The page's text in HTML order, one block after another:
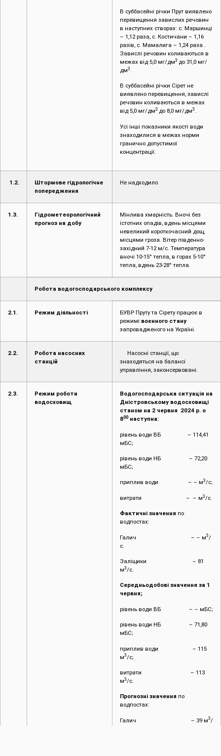
В суббасейні річки Прут виявлено
перевищення завислих речовин
в наступних створах: с. Маршинці
– 1,12 раза, с. Костичани – 1,16
разів, с. Мамалига – 1,24 раза .
Завислі речовин коливаються в
межах від 5,0 мг/дм3 до 31,0 мг/
дм3 .
В суббасейні річки Сірет не
виявлено перевищення, завислі
речовин коливаються в межах
від 5,0 мг/дм3 до 8,0 мг/дм3 .
Усі інші показники якості води
знаходилися в межах норми
гранично допустимої
концентрації.
1.2.
Штормове гідрологічне
попередження
Не надходило
1.3.
Гідрометеорологічний
прогноз на добу
Мінлива хмарність. Вночі без
істотних опадів, вдень місцями
невеликий короткочасний дощ,
місцями гроза. Вітер південно-
західний 7-12 м/с. Температура
вночі 10-15° тепла, в горах 5-10°
тепла, вдень 23-28° тепла.
Робота водогосподарського комплексу
2.1. Режим діяльності
БУВР Пруту та Сірету працює в
режимі воєнного стану
запровадженого на Україні.
2.2.
Робота насосних
станцій
Насосні станції, що
знаходяться на балансі
управління, законсервовані.
2.3.
Режим роботи
водосховищ
Водогосподарська ситуація на
Дністровському водосховищі
станом на 2 червня 2024 р. о
800 наступна:
рівень води ВБ – 114,41
мБС;
рівень води НБ – 72,20
мБС;
приплив води – – м3/с;
витрати – – м3/с.
Фактичні значення по
водпостах:
Галич – – м3/
с.
Заліщики – 81
м3/с.
Середньодобові значення за 1
червня;
рівень води ВБ – – мБС;
рівень води НБ – 71,80
мБС;
приплив води – 115
м3/с;
витрати – 113
м3/с.
Прогнозні значення по
водпостах:
Галич – 39 м3/